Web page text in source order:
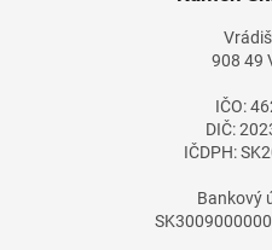
908 49
IČO:
DIČ:
IČDPH:
Bankový